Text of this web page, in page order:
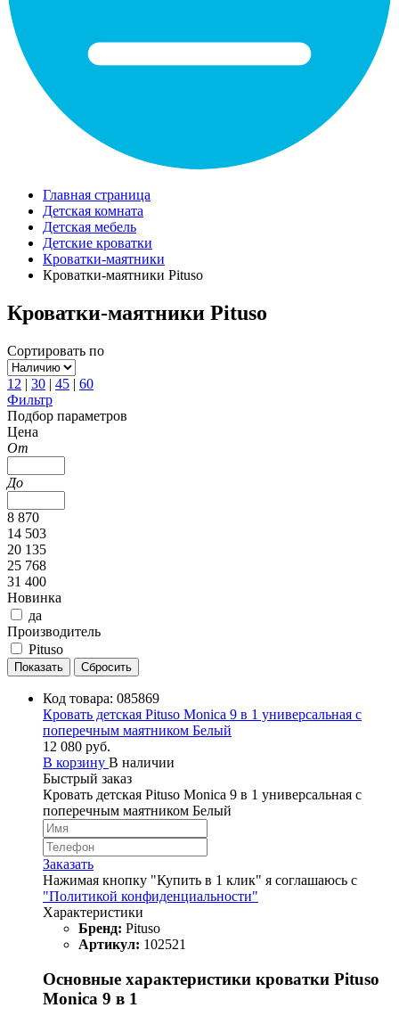
Главная страница
Детская комната
Детская мебель
Детские кроватки
Кроватки-маятники
Кроватки-маятники Pituso
Кроватки-маятники Pituso
Сортировать по
12 | 30 | 45 | 60
Фильтр
Подбор параметров
Цена
От
До
8 870
14 503
20 135
25 768
31 400
Новинка
да
Производитель
Pituso
Код товара: 085869
Кровать детская Pituso Monica 9 в 1 универсальная с
поперечным маятником Белый
12 080 руб.
В корзину В наличии
Быстрый заказ
Кровать детская Pituso Monica 9 в 1 универсальная с
поперечным маятником Белый
Заказать
Нажимая кнопку "Купить в 1 клик" я соглашаюсь с
"Политикой конфиденциальности"
Характеристики
Бренд: Pituso
Артикул: 102521
Основные характеристики кроватки Pituso
Monica 9 в 1